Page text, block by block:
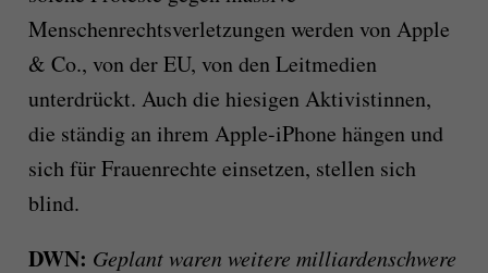
Menschenrechtsverletzungen werden von Apple
& Co., von der EU, von den Leitmedien
unterdrückt. Auch die hiesigen Aktivistinnen,
die ständig an ihrem Apple-iPhone hängen und
sich für Frauenrechte einsetzen, stellen sich
blind.
DWN: Geplant waren weitere milliardenschwere